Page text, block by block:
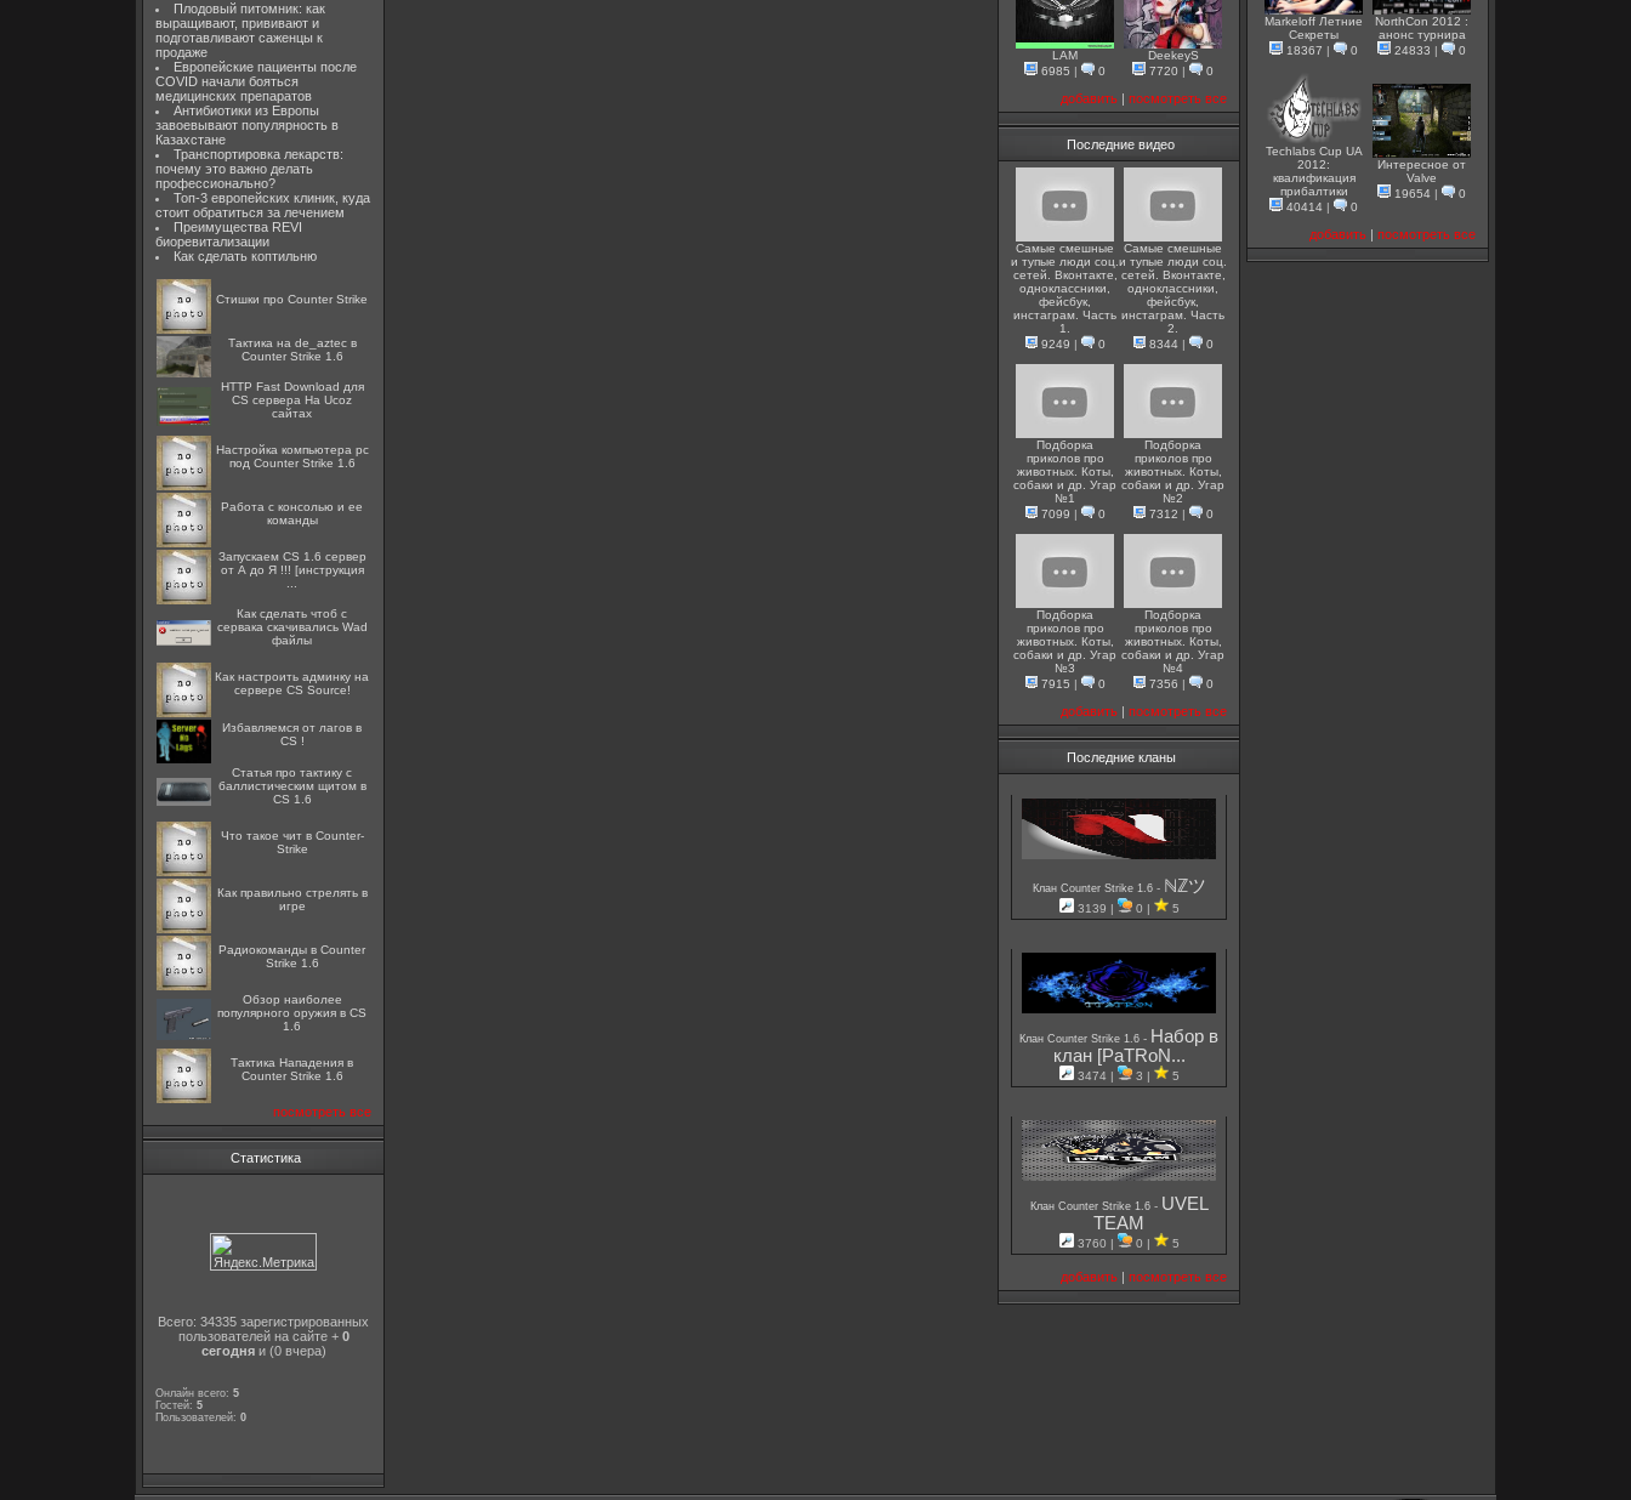
Плодовый питомник: как
выращивают, прививают и
подготавливают саженцы к
продаже
Европейские пациенты после
COVID начали бояться
медицинских препаратов
Антибиотики из Европы
завоевывают популярность в
Казахстане
Транспортировка лекарств:
почему это важно делать
профессионально?
Топ-3 европейских клиник, куда
стоит обратиться за лечением
Преимущества REVI
биоревитализации
Как сделать коптильню
Стишки про Counter Strike
Тактика на de_aztec в
Counter Strike 1.6
HTTP Fast Download для
CS сервера На Ucoz
сайтах
Настройка компьютера pc
под Counter Strike 1.6
Работа с консолью и ее
команды
Запускаем CS 1.6 сервер
от А до Я !!! [инструкция
Как сделать чтоб с
сервака скачивались Wad
файлы
Как настроить админку на
сервере CS Source!
Избавляемся от лагов в
CS !
Статья про тактику с
баллистическим щитом в
CS 1.6
Что такое чит в Counter-
Strike
Как правильно стрелять в
игре
Радиокоманды в Counter
Strike 1.6
Обзор наиболее
популярного оружия в CS
1.6
Тактика Нападения в
Counter Strike 1.6
посмотреть все
Статистика
Всего: 34335 зарегистрированных
пользователей на сайте + 0
сегодняи (0 вчера)
Онлайн всего: 5
Гостей: 5
Пользователей: 0
LAM
6985 | 0
DeekeyS
7720 | 0
добавить | посмотреть все
Последние видео
Самые смешные
и тупые люди соц.
сетей. Вконтакте,
одноклассники,
фейсбук,
инстаграм. Часть
1.
9249 | 0
Самые смешные
и тупые люди соц.
сетей. Вконтакте,
одноклассники,
фейсбук,
инстаграм. Часть
2.
8344| 0
Подборка
приколов про
животных. Коты,
собаки и др. Угар
№1
7099 | 0
Подборка
приколов про
животных. Коты,
собаки и др. Угар
№2
7312 | 0
Подборка
приколов про
животных. Коты,
собаки и др. Угар
№3
7915 | 0
Подборка
приколов про
животных. Коты,
собаки и др. Угар
№4
7356 | 0
добавить | посмотреть все
Последние кланы
Клан Counter Strike 1.6 - ℕℤツ
3139 | 0 | 5
Клан Counter Strike 1.6 - Набор в
клан [PaTRoN...
3474 | 3 | 5
Клан Counter Strike 1.6 - UVEL
TEAM
3760 | 0 | 5
добавить | посмотреть все
Markeloff Летние
Секреты
18367 | 0
NorthCon 2012 :
анонс турнира
24833 | 0
Techlabs Cup UA
2012:
квалификация
прибалтики
40414 | 0
Интересное от
Valve
19654 | 0
добавить | посмотреть все